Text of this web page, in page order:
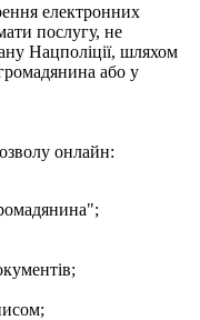
електронних
послугу, не
Нацполіції, шляхом
або у
онлайн: